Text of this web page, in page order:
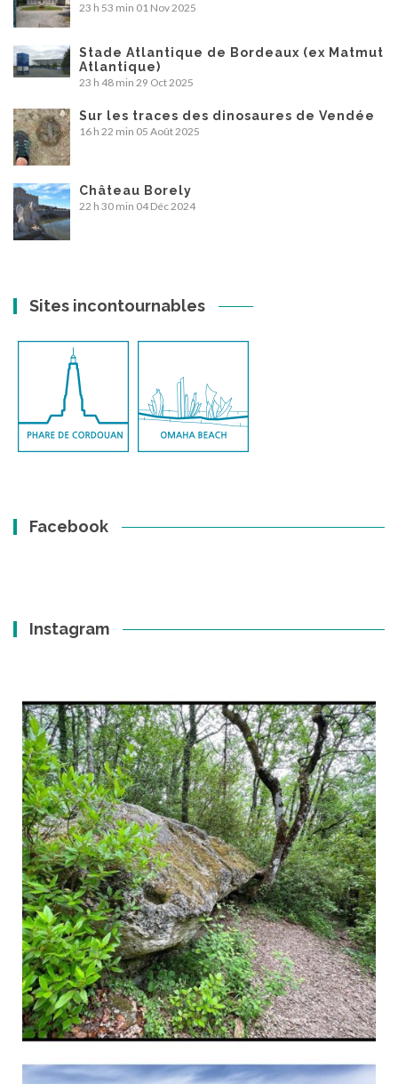
23 h 53 min 01 Nov 2025
Stade Atlantique de Bordeaux (ex Matmut
Atlantique)
23 h 48 min 29 Oct 2025
Sur les traces des dinosaures de Vendée
16 h 22 min 05 Août 2025
Château Borely
22 h 30 min 04 Déc 2024
Sites incontournables
Facebook
Instagram